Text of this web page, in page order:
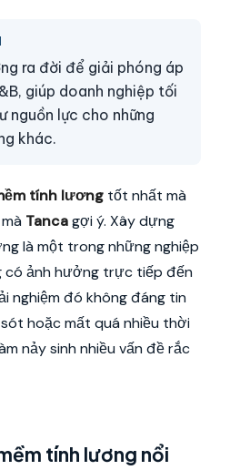
ra đời để giải phóng áp
giúp doanh nghiệp tối
nguồn lực cho những
khác.
tính lương tốt nhất mà
Tancagợi ý. Xây dựng
là một trong những nghiệp
có ảnh hưởng trực tiếp đến
nghiệm đó không đáng tin
hoặc mất quá nhiều thời
nảy sinh nhiều vấn đề rắc
tính lương nổi